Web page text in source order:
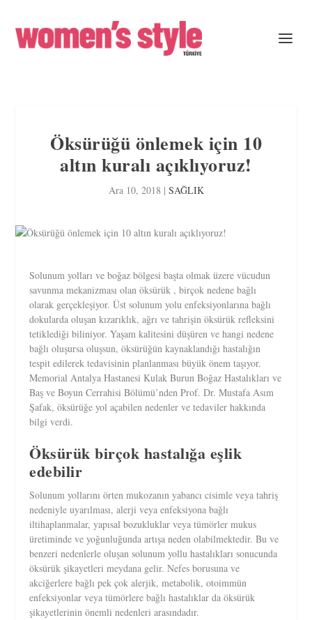
Öksürüğü önlemek için 10
altın kuralı açıklıyoruz!
Ara 10, 2018| SAĞLIK
Solunum yolları ve boğaz bölgesi başta olmak üzere vücudun
savunma mekanizması olan öksürük , birçok nedene bağlı
olarak gerçekleşiyor. Üst solunum yolu enfeksiyonlarına bağlı
dokularda oluşan kızarıklık, ağrı ve tahrişin öksürük refleksini
tetiklediği biliniyor. Yaşam kalitesini düşüren ve hangi nedene
bağlı oluşursa oluşsun, öksürüğün kaynaklandığı hastalığın
tespit edilerek tedavisinin planlanması büyük önem taşıyor.
Memorial Antalya Hastanesi Kulak Burun Boğaz Hastalıkları ve
Baş ve Boyun Cerrahisi Bölümü’nden Prof. Dr. Mustafa Asım
Şafak, öksürüğe yol açabilen nedenler ve tedaviler hakkında
bilgi verdi.
Öksürük birçok hastalığa eşlik
edebilir
Solunum yollarını örten mukozanın yabancı cisimle veya tahriş
nedeniyle uyarılması, alerji veya enfeksiyona bağlı
iltihaplanmalar, yapısal bozukluklar veya tümörler mukus
üretiminde ve yoğunluğunda artışa neden olabilmektedir. Bu ve
benzeri nedenlerle oluşan solunum yollu hastalıkları sonucunda
öksürük şikayetleri meydana gelir. Nefes borusuna ve
akciğerlere bağlı pek çok alerjik, metabolik, otoimmün
enfeksiyonlar veya tümörlere bağlı hastalıklar da öksürük
şikayetlerinin önemli nedenleri arasındadır.